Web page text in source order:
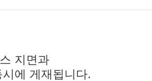
지면과
에 게재됩니다.